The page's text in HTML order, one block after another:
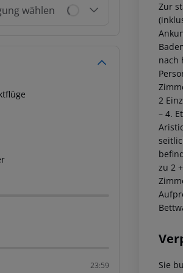
wählen
23:59
Zur
nach
2
– 4.
zu 2
Sie